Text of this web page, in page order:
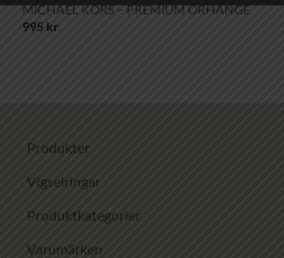
önskelistan!
MICHAEL KORS – PREMIUM ÖRHÄNGE
995 kr
Produkter
Vigselringar
Produktkategorier
Varumärken